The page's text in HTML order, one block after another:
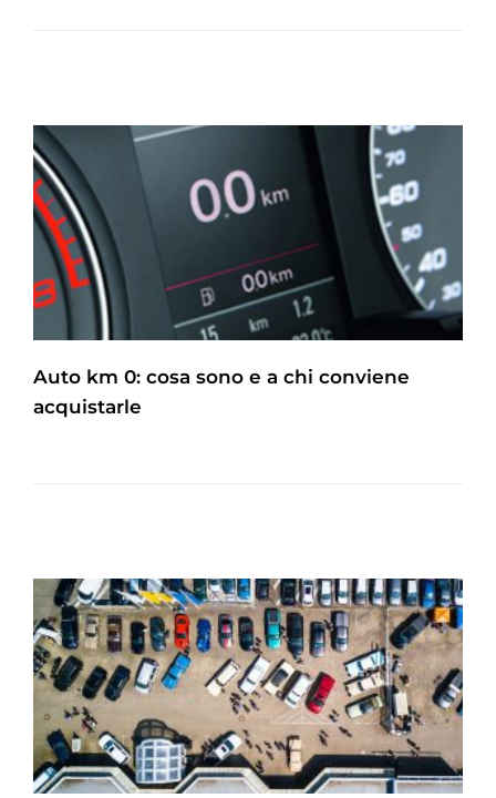
Auto km 0: cosa sono e a chi conviene
acquistarle